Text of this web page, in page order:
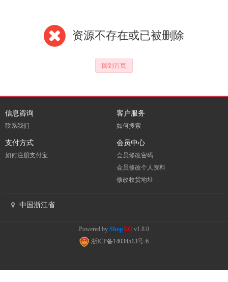
资源不存在或已被删除
回到首页
信息咨询
联系我们
客户服务
如何搜索
支付方式
如何注册支付宝
会员中心
会员修改密码
会员修改个人资料
修改收货地址
中国浙江省
Powered by ShopXO v1.8.0
浙ICP备14034513号-6